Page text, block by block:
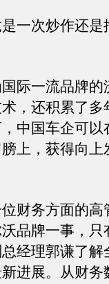
一次炒作还是
一流品牌的
，还积累了多
中国车企可以
上，获得向上
务方面的高
品牌一事，只
经理郭谦了解
进展。从财务